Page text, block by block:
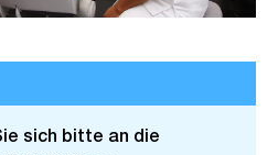
sich bitte an die